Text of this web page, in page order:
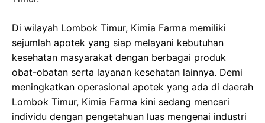
Di wilayah Lombok Timur, Kimia Farma memiliki
sejumlah apotek yang siap melayani kebutuhan
kesehatan masyarakat dengan berbagai produk
obat-obatan serta layanan kesehatan lainnya. Demi
meningkatkan operasional apotek yang ada di daerah
Lombok Timur, Kimia Farma kini sedang mencari
individu dengan pengetahuan luas mengenai industri